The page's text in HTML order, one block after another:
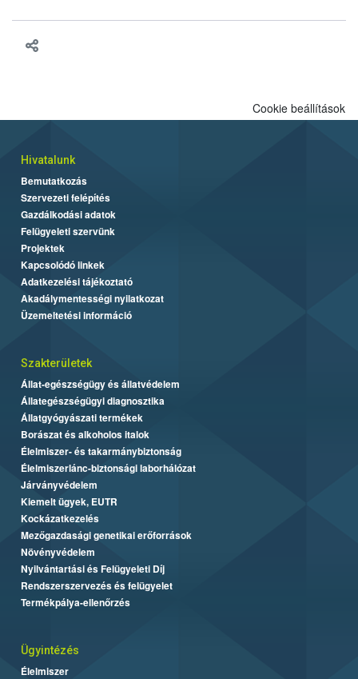
Cookie beállítások
Hivatalunk
Bemutatkozás
Szervezeti felépítés
Gazdálkodási adatok
Felügyeleti szervünk
Projektek
Kapcsolódó linkek
Adatkezelési tájékoztató
Akadálymentességi nyilatkozat
Üzemeltetési információ
Szakterületek
Állat-egészségügy és állatvédelem
Állategészségügyi diagnosztika
Állatgyógyászati termékek
Borászat és alkoholos italok
Élelmiszer- és takarmánybiztonság
Élelmiszerlánc-biztonsági laborhálózat
Járványvédelem
Kiemelt ügyek, EUTR
Kockázatkezelés
Mezőgazdasági genetikai erőforrások
Növényvédelem
Nyilvántartási és Felügyeleti Díj
Rendszerszervezés és felügyelet
Termékpálya-ellenőrzés
Ügyintézés
Élelmiszer